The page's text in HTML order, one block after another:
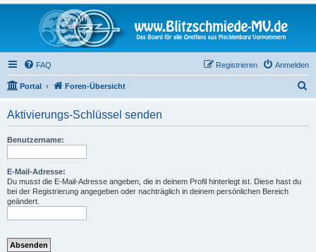
FAQ Anmelden
Registrieren
Portal Foren-Übersicht
Aktivierungs-Schlüssel senden
Benutzername:
E-Mail-Adresse:
Du musst die E-Mail-Adresse angeben, die in deinem Profil hinterlegt ist. Diese hast du
bei der Registrierung angegeben oder nachträglich in deinem persönlichen Bereich
geändert.